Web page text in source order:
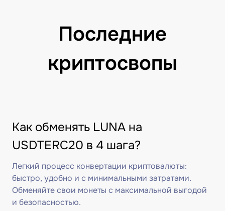
Последние
криптосвопы
Как обменять LUNA на
USDTERC20 в 4 шага?
Легкий процесс конвертации криптовалюты:
быстро, удобно и с минимальными затратами.
Обменяйте свои монеты с максимальной выгодой
и безопасностью.